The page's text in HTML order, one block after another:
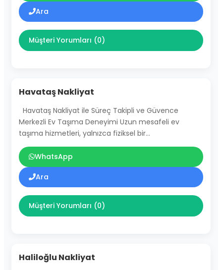
Ara
Müşteri Yorumları (0)
Havataş Nakliyat
Havataş Nakliyat ile Süreç Takipli ve Güvence
Merkezli Ev Taşıma Deneyimi Uzun mesafeli ev
taşıma hizmetleri, yalnızca fiziksel bir…
WhatsApp
Ara
Müşteri Yorumları (0)
Haliloğlu Nakliyat